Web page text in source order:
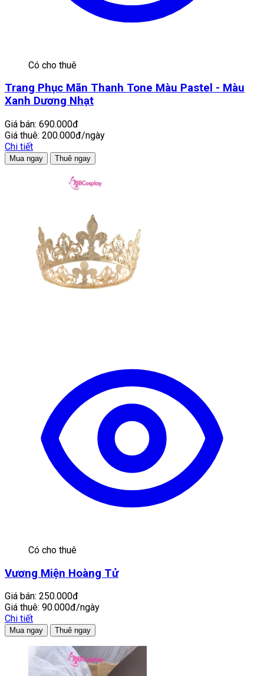
Có cho thuê
Trang Phục Mãn Thanh Tone Màu Pastel - Màu
Xanh Dương Nhạt
Giá bán: 690.000đ
Giá thuê: 200.000đ/ngày
Chi tiết
Mua ngay Thuê ngay
Có cho thuê
Vương Miện Hoàng Tử
Giá bán: 250.000đ
Giá thuê: 90.000đ/ngày
Chi tiết
Mua ngay Thuê ngay